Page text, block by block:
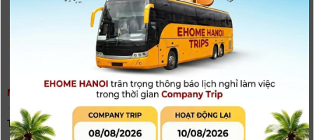
MICRO KHÔNG DÂY BOYA BY-WM8 PRO K2 (BỘ THU 2 MICRO)
(0người đánh giá)
Tình trạng:
Hết hàng